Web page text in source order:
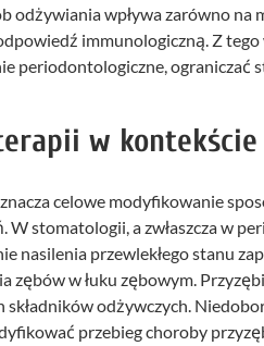
odżywiania wpływa zarówno
immunologiczną. Z
periodontologiczne, ograniczać
w kontekście
celowe modyfikowanie
W stomatologii, a zwłaszcza w
nasilenia przewlekłego stanu
zębów w łuku zębowym.
odżywczych.
przebieg choroby